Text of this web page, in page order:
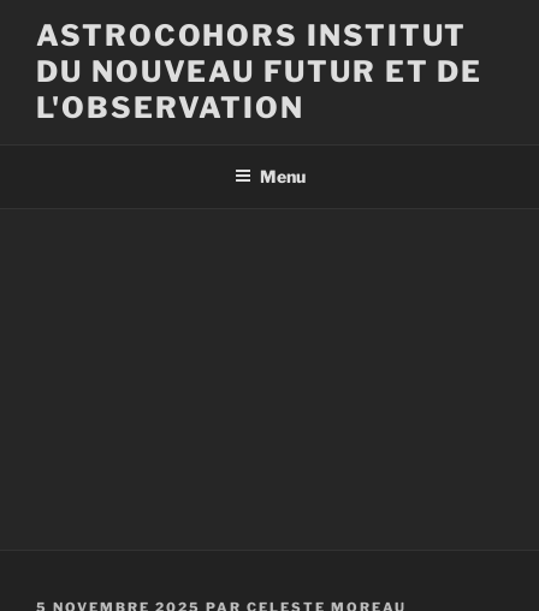
contenu
principal
ASTROCOHORS INSTITUT
DU NOUVEAU FUTUR ET DE
L'OBSERVATION
Menu
PUBLIÉ
5 NOVEMBRE 2025 PAR CELESTE MOREAU